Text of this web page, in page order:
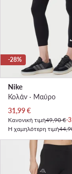
-28%
Nike
Κολάν · Μαύρο
Τρέχουσα τιμή
31,99€
Κανονική τιμή49,90 €-
Η χαμηλότερη τιμή